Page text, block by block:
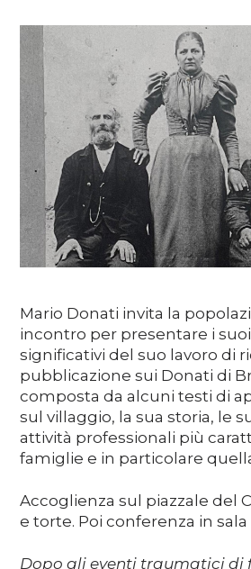
Mario Donati invita la
incontro per presentare i
significativi del suo lavoro di
pubblicazione sui Donati di
composta da alcuni testi di
sul villaggio, la sua storia, le
attività professionali più
famiglie e in particolare
Accoglienza sul piazzale del
e torte. Poi conferenza in sala
Dopo gli eventi traumatici di